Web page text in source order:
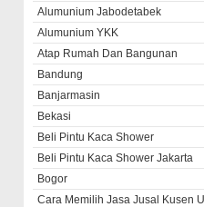
Alumunium Jabodetabek
Alumunium YKK
Atap Rumah Dan Bangunan
Bandung
Banjarmasin
Bekasi
Beli Pintu Kaca Shower
Beli Pintu Kaca Shower Jakarta
Bogor
Cara Memilih Jasa Jusal Kusen